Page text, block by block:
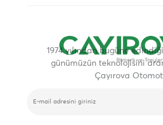
1974 yılından bugüne
günümüzün teknolojisini
Çayırova